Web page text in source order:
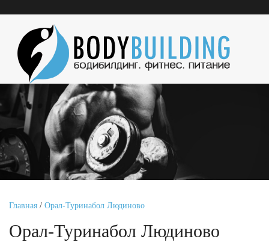
Главная / Орал-Туринабол Людиново
Орал-Туринабол Людиново